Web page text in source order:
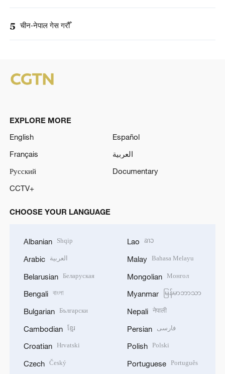
5 चीन-नेपाल गेस गरौँ
EXPLORE MORE
English
Español
Français
العربية
Русский
Documentary
CCTV+
CHOOSE YOUR LANGUAGE
Albanian Shqip
Arabic العربية
Belarusian Беларуская
Bengali বাংলা
Bulgarian Български
Cambodian ខ្មែរ
Croatian Hrvatski
Czech Český
Lao ລາວ
Malay Bahasa Melayu
Mongolian Монгол
Myanmar မြန်မာဘာသာ
Nepali नेपाली
Persian فارسی
Polish Polski
Portuguese Português